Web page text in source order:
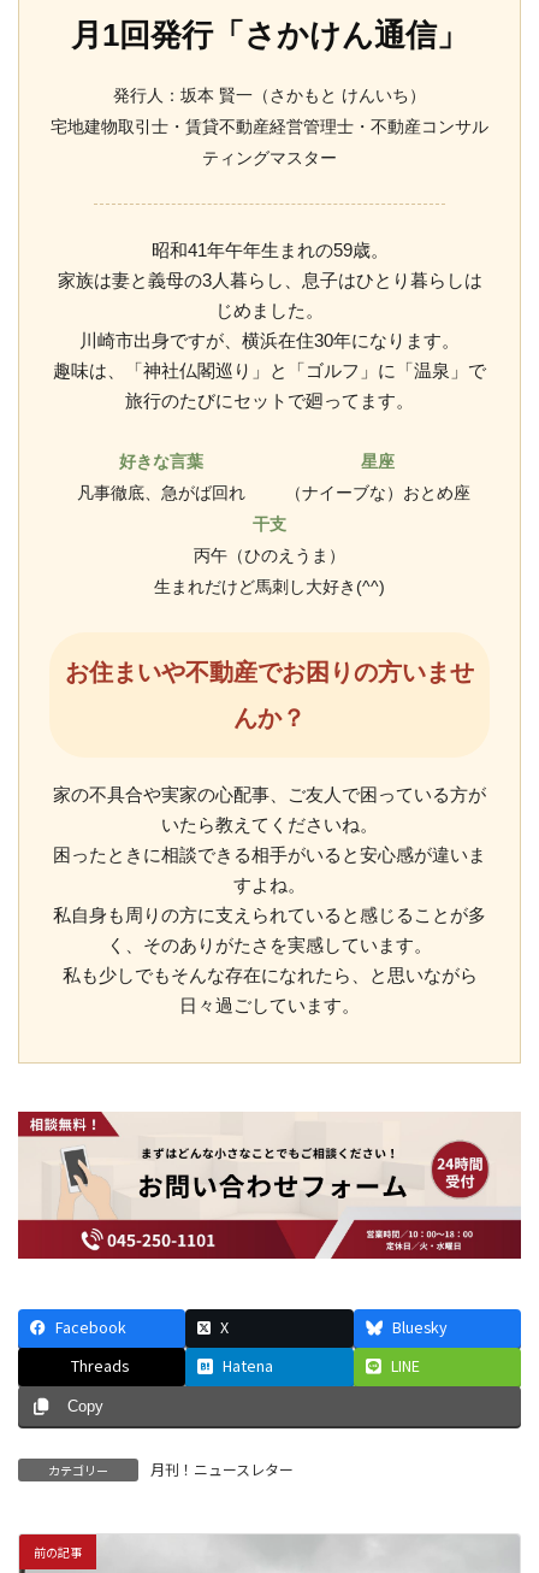
月1回発行「さかけん通信」
発行人：坂本 賢一（さかもと けんいち）
宅地建物取引士・賃貸不動産経営管理士・不動産コンサル
ティングマスター
昭和41年午年生まれの59歳。
家族は妻と義母の3人暮らし、息子はひとり暮らしは
じめました。
川崎市出身ですが、横浜在住30年になります。
趣味は、「神社仏閣巡り」と「ゴルフ」に「温泉」で
旅行のたびにセットで廻ってます。
好きな言葉
凡事徹底、急がば回れ
星座
（ナイーブな）おとめ座
干支
丙午（ひのえうま）
生まれだけど馬刺し大好き(^^)
お住まいや不動産でお困りの方いませ
んか？
家の不具合や実家の心配事、ご友人で困っている方が
いたら教えてくださいね。
困ったときに相談できる相手がいると安心感が違いま
すよね。
私自身も周りの方に支えられていると感じることが多
く、そのありがたさを実感しています。
私も少しでもそんな存在になれたら、と思いながら
日々過ごしています。
Facebook X
Bluesky
Threads
Hatena LINE
Copy
カテゴリー 月刊！ニュースレター
前の記事